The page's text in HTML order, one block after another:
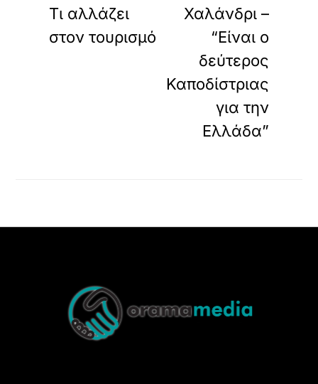
Τι αλλάζει
στον τουρισμό
Χαλάνδρι –
“Είναι ο
δεύτερος
Καποδίστριας
για την
Ελλάδα”
Top